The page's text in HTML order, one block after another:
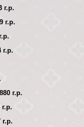
г.р.
г.р.
г.р.